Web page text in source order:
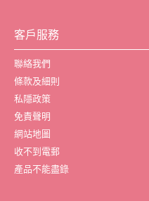
客戶服務
聯絡我們
條款及細則
私隱政策
免責聲明
網站地圖
收不到電郵
產品不能盡錄